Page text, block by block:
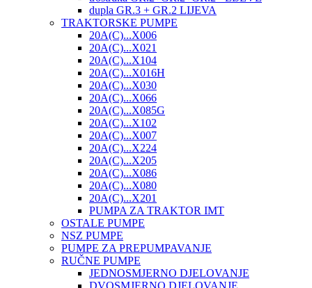
dupla GR.3 + GR.2 LIJEVA
TRAKTORSKE PUMPE
20A(C)...X006
20A(C)...X021
20A(C)...X104
20A(C)...X016H
20A(C)...X030
20A(C)...X066
20A(C)...X085G
20A(C)...X102
20A(C)...X007
20A(C)...X224
20A(C)...X205
20A(C)...X086
20A(C)...X080
20A(C)...X201
PUMPA ZA TRAKTOR IMT
OSTALE PUMPE
NSZ PUMPE
PUMPE ZA PREPUMPAVANJE
RUČNE PUMPE
JEDNOSMJERNO DJELOVANJE
DVOSMJERNO DJELOVANJE